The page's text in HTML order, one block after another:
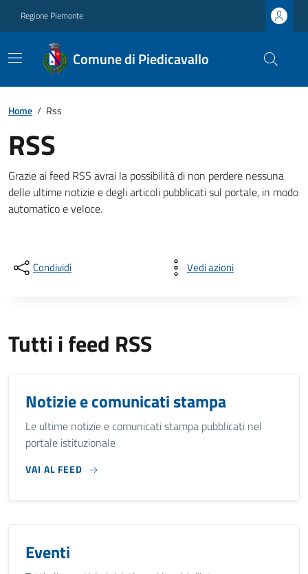
Regione Piemonte
Comune di Piedicavallo
Home / Rss
RSS
Grazie ai feed RSS avrai la possibilità di non perdere nessuna
delle ultime notizie e degli articoli pubblicati sul portale, in modo
automatico e veloce.
Condividi Vedi azioni
Tutti i feed RSS
Notizie e comunicati stampa
Le ultime notizie e comunicati stampa pubblicati nel
portale istituzionale
VAI AL FEED
Eventi